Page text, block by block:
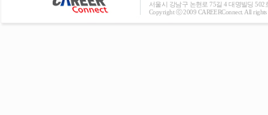
서울시 강남구 논현로 75길 4 대명빌딩 502
Copyright ⓒ 2009 CAREERConnect. All rights